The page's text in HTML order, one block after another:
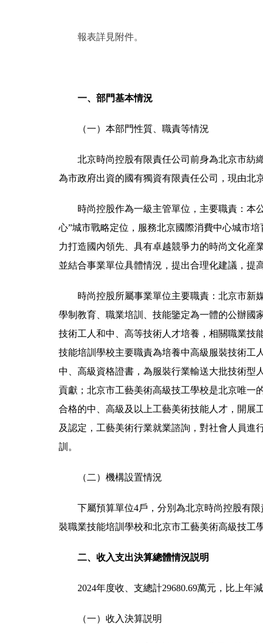
報表詳見附件。
一、部門基本情況
（一）本部門性質、職責等情況
北京時尚控股有限責任公司前身為北京市紡
為市政府出資的國有獨資有限責任公司，現由北
時尚控股作為一級主管單位，主要職責：本
心”城市戰略定位，服務北京國際消費中心城市
力打造國內領先、具有卓越競爭力的時尚文化産
並結合事業單位具體情況，提出合理化建議，提
時尚控股所屬事業單位主要職責：北京市新
學制教育、職業培訓、技能鑒定為一體的公辦國
技術工人和中、高等技術人才培養，相關職業技
技能培訓學校主要職責為培養中高級服裝技術工
中、高級資格證書，為服裝行業輸送大批技術型
貢獻；北京市工藝美術高級技工學校是北京唯一
合格的中、高級及以上工藝美術技能人才，開展
及認定，工藝美術行業就業諮詢，對社會人員
訓。
（二）機構設置情況
下屬預算單位4戶，分別為北京時尚控股有
裝職業技能培訓學校和北京市工藝美術高級技工
二、收入支出決算總體情況説明
2024年度收、支總計29680.69萬元，比上年
（一）收入決算説明